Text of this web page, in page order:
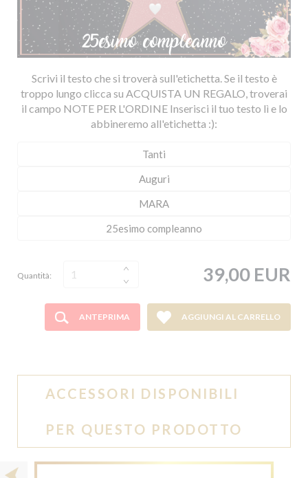
Scrivi il testo che si troverà sull'etichetta. Se il testo è
troppo lungo clicca su ACQUISTA UN REGALO, troverai
il campo NOTE PER L'ORDINE Inserisci il tuo testo lì e lo
abbineremo all'etichetta :):
Quantità: 39,00 EUR
AGGIUNGI AL CARRELLO
ANTEPRIMA
ACCESSORI DISPONIBILI
PER QUESTO PRODOTTO